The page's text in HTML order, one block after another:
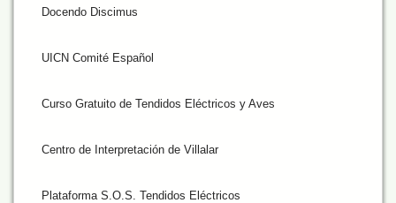
Docendo Discimus
UICN Comité Español
Curso Gratuito de Tendidos Eléctricos y Aves
Centro de Interpretación de Villalar
Plataforma S.O.S. Tendidos Eléctricos